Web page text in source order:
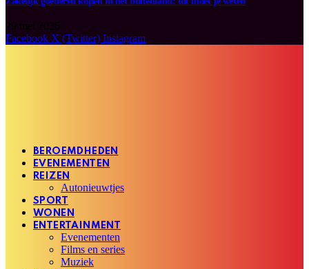
Facebook X (Twitter) Instagram
BEROEMDHEDEN
EVENEMENTEN
REIZEN
Autonieuwtjes
SPORT
WONEN
ENTERTAINMENT
Evenementen
Films en series
Muziek